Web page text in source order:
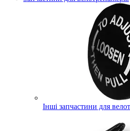
Інші запчастини для